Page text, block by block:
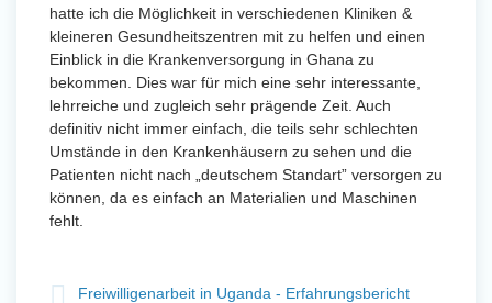
hatte ich die Möglichkeit in verschiedenen Kliniken &
kleineren Gesundheitszentren mit zu helfen und einen
Einblick in die Krankenversorgung in Ghana zu
bekommen. Dies war für mich eine sehr interessante,
lehrreiche und zugleich sehr prägende Zeit. Auch
definitiv nicht immer einfach, die teils sehr schlechten
Umstände in den Krankenhäusern zu sehen und die
Patienten nicht nach „deutschem Standart” versorgen zu
können, da es einfach an Materialien und Maschinen
fehlt.
Freiwilligenarbeit in Uganda - Erfahrungsbericht